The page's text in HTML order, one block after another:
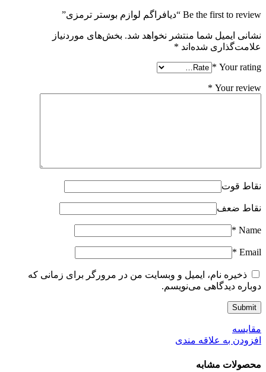
Be the first to review “دیافراگم لوازم بوستر ترمزی”
نشانی ایمیل شما منتشر نخواهد شد. بخش‌های موردنیاز
علامت‌گذاری شده‌اند *
Your rating
*
Your review
*
نقاط قوت
نقاط ضعف
Name
*
Email
*
ذخیره نام، ایمیل و وبسایت من در مرورگر برای زمانی که
دوباره دیدگاهی می‌نویسم.
مقایسه
افزودن به علاقه مندی
محصولات مشابه